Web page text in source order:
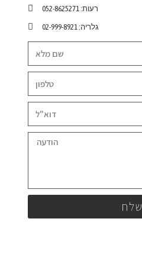
רעות: 052-8625271
גלריה: 02-999-8921
שלח